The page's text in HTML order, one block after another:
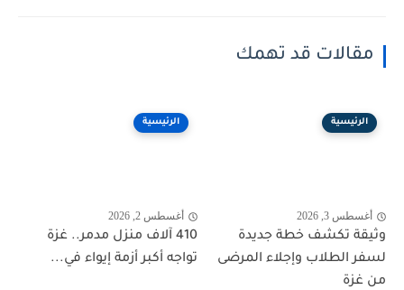
مقالات قد تهمك
الرئيسية
أغسطس 3, 2026
وثيقة تكشف خطة جديدة
لسفر الطلاب وإجلاء المرضى
من غزة
الرئيسية
أغسطس 2, 2026
410 آلاف منزل مدمر.. غزة
تواجه أكبر أزمة إيواء في...